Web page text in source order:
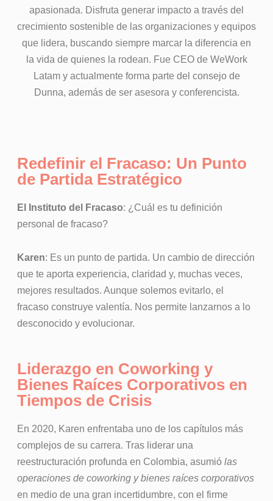
apasionada. Disfruta generar impacto a través del
crecimiento sostenible de las organizaciones y equipos
que lidera, buscando siempre marcar la diferencia en
la vida de quienes la rodean. Fue CEO de WeWork
Latam y actualmente forma parte del consejo de
Dunna, además de ser asesora y conferencista.
Redefinir el Fracaso: Un Punto
de Partida Estratégico
El Instituto del Fracaso: ¿Cuál es tu definición
personal de fracaso?
Karen: Es un punto de partida. Un cambio de dirección
que te aporta experiencia, claridad y, muchas veces,
mejores resultados. Aunque solemos evitarlo, el
fracaso construye valentía. Nos permite lanzarnos a lo
desconocido y evolucionar.
Liderazgo en Coworking y
Bienes Raíces Corporativos en
Tiempos de Crisis
En 2020, Karen enfrentaba uno de los capítulos más
complejos de su carrera. Tras liderar una
reestructuración profunda en Colombia, asumió las
operaciones de coworking y bienes raíces corporativos
en medio de una gran incertidumbre, con el firme